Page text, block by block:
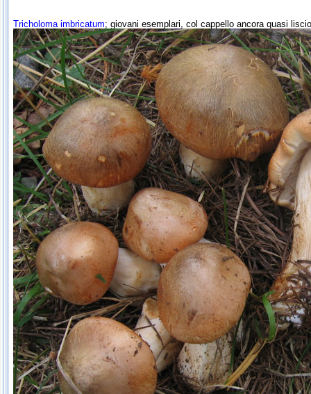
Tricholoma imbricatum; giovani esemplari, col cappello ancora quasi